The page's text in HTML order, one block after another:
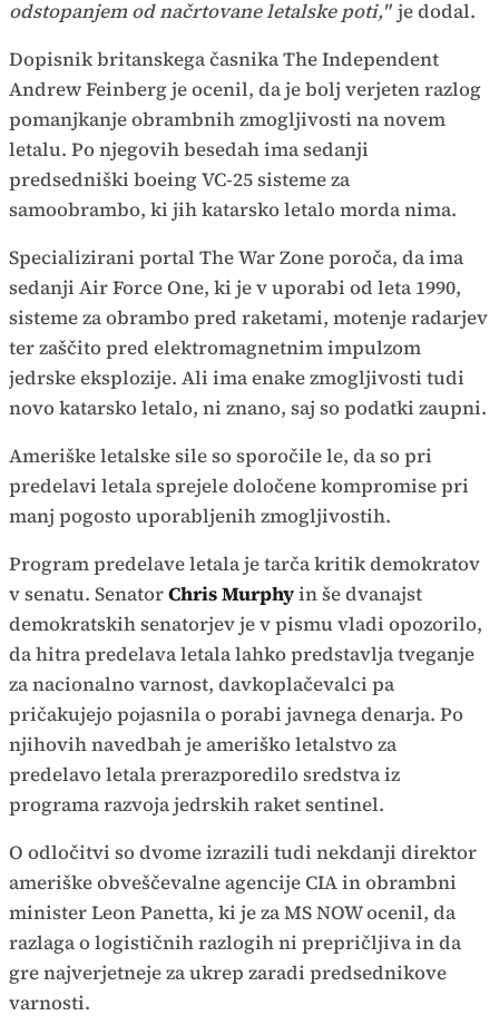
odstopanjem od načrtovane letalske poti," je dodal.
Dopisnik britanskega časnika The Independent
Andrew Feinberg je ocenil, da je bolj verjeten razlog
pomanjkanje obrambnih zmogljivosti na novem
letalu. Po njegovih besedah ima sedanji
predsedniški boeing VC-25 sisteme za
samoobrambo, ki jih katarsko letalo morda nima.
Specializirani portal The War Zone poroča, da ima
sedanji Air Force One, ki je v uporabi od leta 1990,
sisteme za obrambo pred raketami, motenje radarjev
ter zaščito pred elektromagnetnim impulzom
jedrske eksplozije. Ali ima enake zmogljivosti tudi
novo katarsko letalo, ni znano, saj so podatki zaupni.
Ameriške letalske sile so sporočile le, da so pri
predelavi letala sprejele določene kompromise pri
manj pogosto uporabljenih zmogljivostih.
Program predelave letala je tarča kritik demokratov
v senatu. SenatorChris Murphyin še dvanajst
demokratskih senatorjev je v pismu vladi opozorilo,
da hitra predelava letala lahko predstavlja tveganje
za nacionalno varnost, davkoplačevalci pa
pričakujejo pojasnila o porabi javnega denarja. Po
njihovih navedbah je ameriško letalstvo za
predelavo letala prerazporedilo sredstva iz
programa razvoja jedrskih raket sentinel.
O odločitvi so dvome izrazili tudi nekdanji direktor
ameriške obveščevalne agencije CIA in obrambni
minister Leon Panetta, ki je za MS NOW ocenil, da
razlaga o logističnih razlogih ni prepričljiva in da
gre najverjetneje za ukrep zaradi predsednikove
varnosti.